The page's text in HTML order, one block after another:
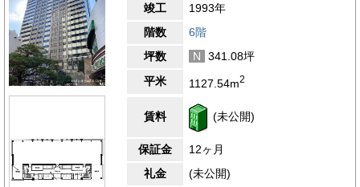
竣工
1993年
階数
6階
坪数
N
341.08坪
平米
1127.54m2
賃料 (未公開)
保証金
12ヶ月
礼金
(未公開)